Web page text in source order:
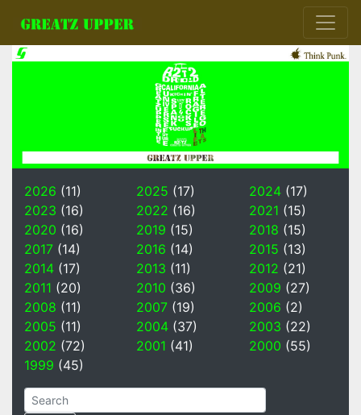
2026 (11) 2025 (17) 2024(17)
2023 (16) 2022 (16) 2021 (15)
2020 (16) 2019 (15) 2018 (15)
2017 (14) 2016 (14) 2015 (13)
2014 (17) 2013 (11) 2012 (21)
2011 (20) 2010 (36) 2009 (27)
2008 (11) 2007 (19) 2006 (2)
2005 (11) 2004 (37) 2003 (22)
2002 (72) 2001 (41) 2000 (55)
1999 (45)